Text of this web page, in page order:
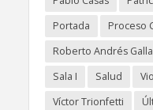
Portada
Proceso
Roberto Andrés
Sala I
Salud
Víctor Trionfetti